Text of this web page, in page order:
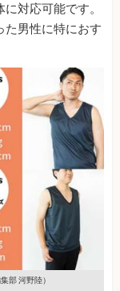
対応可能です。
た男性に特におす
部 河野陸）